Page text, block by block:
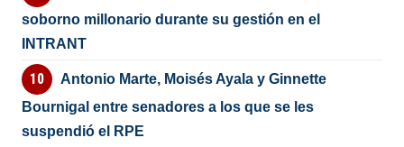
soborno millonario durante su gestión en el
INTRANT
Antonio Marte, Moisés Ayala y Ginnette
Bournigal entre senadores a los que se les
suspendió el RPE